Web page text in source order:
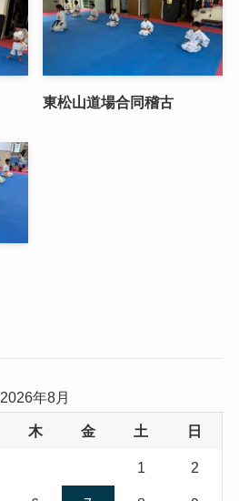
東松山道場合同稽古
2026年8月
木 金 土 日
1 2